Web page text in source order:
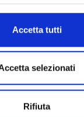
Accetta tutti
selezionati
Rifiuta
di farBooking